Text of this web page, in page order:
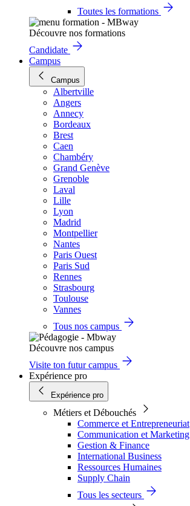
Toutes les formations
Découvre nos formations
Candidate
Campus
Campus
Albertville
Angers
Annecy
Bordeaux
Brest
Caen
Chambéry
Grand Genève
Grenoble
Laval
Lille
Lyon
Madrid
Montpellier
Nantes
Paris Ouest
Paris Sud
Rennes
Strasbourg
Toulouse
Vannes
Tous nos campus
Découvre nos campus
Visite ton futur campus
Expérience pro
Expérience pro
Métiers et Débouchés
Commerce et Entrepreneuriat
Communication et Marketing
Gestion & Finance
International Business
Ressources Humaines
Supply Chain
Tous les secteurs